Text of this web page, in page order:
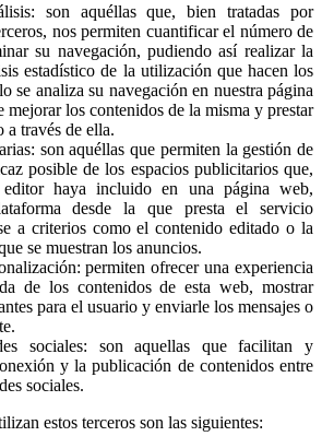
son aquéllas que, bien tratadas por
nos permiten cuantificar el número de
su navegación, pudiendo así realizar la
estadístico de la utilización que hacen los
se analiza su navegación en nuestra página
mejorar los contenidos de la misma y prestar
a través de ella.
son aquéllas que permiten la gestión de
posible de los espacios publicitarios que,
haya incluido en una página web,
desde la que presta el servicio
a criterios como el contenido editado o la
se muestran los anuncios.
permiten ofrecer una experiencia
de los contenidos de esta web, mostrar
para el usuario y enviarle los mensajes o
sociales: son aquellas que facilitan y
y la publicación de contenidos entre
sociales.
estos terceros son las siguientes: